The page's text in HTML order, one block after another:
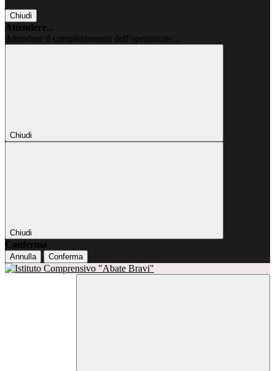
Chiudi
Attendere...
Attendere il completamento dell'operazione...
Chiudi
Chiudi
Conferma
Annulla Conferma